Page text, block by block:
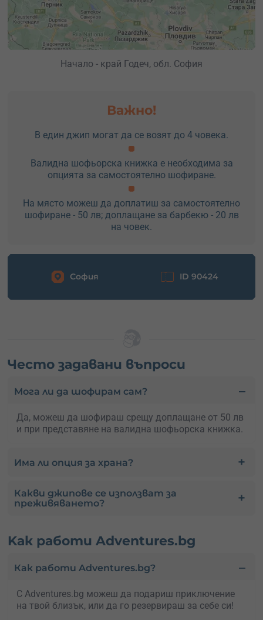
Начало - край Годеч, обл. София
Важно!
В един джип могат да се возят до 4 човека.
Валидна шофьорска книжка е необходима за
опцията за самостоятелно шофиране.
На място можеш да доплатиш за самостоятелно
шофиране - 50 лв; доплащане за барбекю - 20 лв
на човек.
София ID 90424
Често задавани въпроси
Мога ли да шофирам сам?
Да, можеш да шофираш срещу доплащане от 50 лв
и при представяне на валидна шофьорска книжка.
Има ли опция за храна?
Какви джипове се използват за
преживяването?
Kак работи Adventures.bg
Как работи Adventures.bg?
С Adventures.bg можеш да подариш приключение
на твой близък, или да го резервираш за себе си!